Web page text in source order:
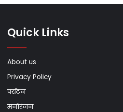
Quick Links
About us
Privacy Policy
पर्यटन
मनोरंजन